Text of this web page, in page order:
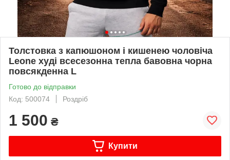
Толстовка з капюшоном і кишенею чоловіча
Leone худі всесезонна тепла бавовна чорна
повсякденна L
Готово до відправки
Код: 500074
Роздріб
1 500 ₴
Купити